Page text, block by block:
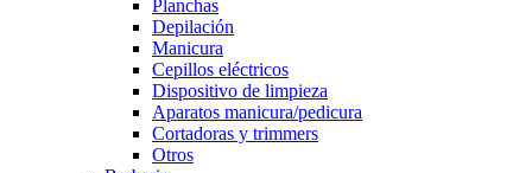
Planchas
Depilación
Manicura
Cepillos eléctricos
Dispositivo de limpieza
Aparatos manicura/pedicura
Cortadoras y trimmers
Otros